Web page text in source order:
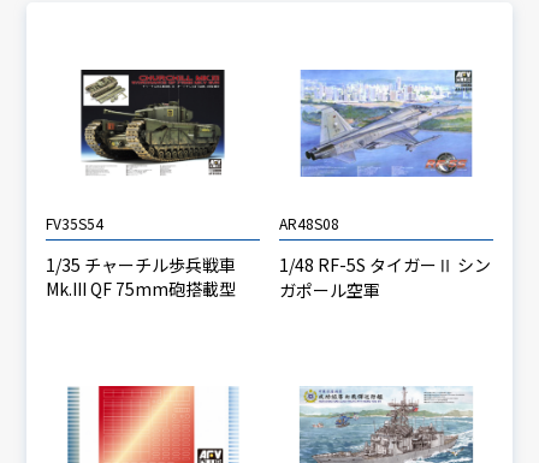
FV35S54
1/35 チャーチル歩兵戦車
Mk.III QF 75mm砲搭載型
AR48S08
1/48 RF-5S タイガーⅡ シン
ガポール空軍